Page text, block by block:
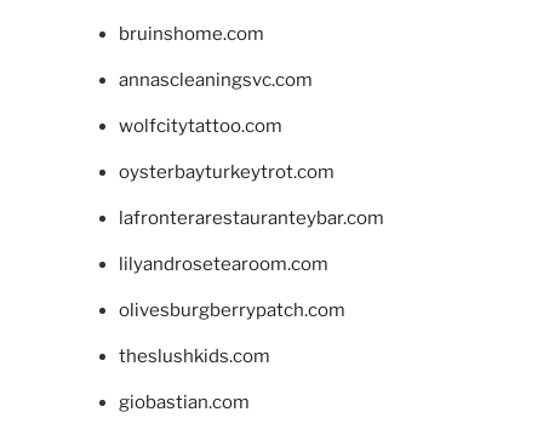
bruinshome.com
annascleaningsvc.com
wolfcitytattoo.com
oysterbayturkeytrot.com
lafronterarestauranteybar.com
lilyandrosetearoom.com
olivesburgberrypatch.com
theslushkids.com
giobastian.com